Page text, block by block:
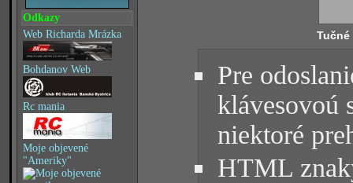
Odkazy
Web Richarda Mrázka
Bohdanov Web
Rc mania
Moje objevené
"Ameriky"
Tučné
Pre
klávesovoú
niektoré
HTML